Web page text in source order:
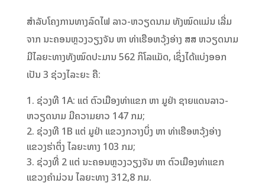
ສຳລັບໂຄງການທາງລົດໄຟ ລາວ-ຫວຽດນາມ ທັງໝົດແມ່ນ ເລີ່ມ
ຈາກ ນະຄອນຫຼວງວຽງຈັນ ຫາ ທ່າເຮືອຫວຸ້ງອ່າງ ສສ ຫວຽດນາມ
ມີໄລຍະທາງທັງໝົດປະມານ 562 ກິໂລແມັດ, ເຊິ່ງໄດ້ແບ່ງອອກ
ເປັນ 3 ຊ່ວງໄລະຍະ ຄື:
ຊ່ວງທີ 1A: ແຕ່ ຕົວເມືອງທ່າແຂກ ຫາ ມູຢ່າ ຊາຍແດນລາວ-
ຫວຽດນາມ ມີຄວາມຍາວ 147 ກມ;
ຊ່ວງທີ 1B ແຕ່ ມູຢ່າ ແຂວງກວາງບິ່ງ ຫາ ທ່າເຮືອຫວຸ້ງອ່າງ
ແຂວງຮ່າຕິ່ງ ໄລຍະທາງ 103 ກມ;
ຊ່ວງທີ່ 2 ແຕ່ ນະຄອນຫຼວງວຽງຈັນ ຫາ ຕົວເມືອງທ່າແຂກ
ແຂວງຄຳມ່ວນ ໄລຍະທາງ 312,8 ກມ.